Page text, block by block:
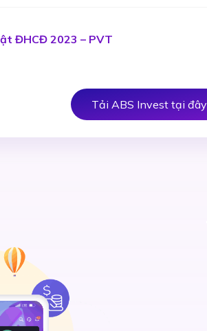
ĐHCĐ 2023 – PVT
Tải ABS Invest tại đây